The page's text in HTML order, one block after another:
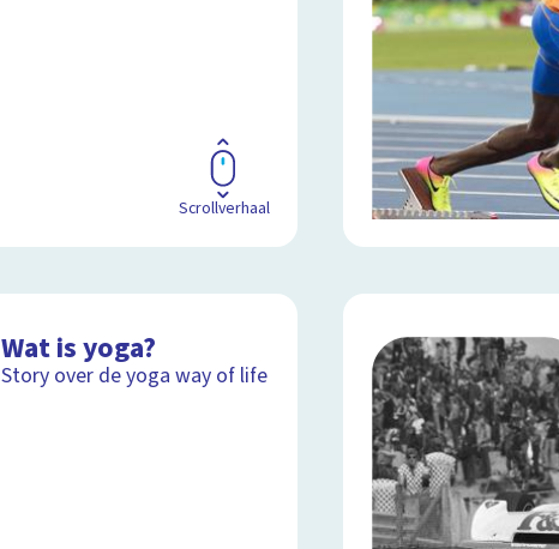
Scrollverhaal
Wat is yoga?
Story over de yoga way of life